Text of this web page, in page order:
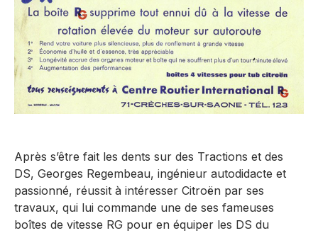
Après s’être fait les dents sur des Tractions et des
DS, Georges Regembeau, ingénieur autodidacte et
passionné, réussit à intéresser Citroën par ses
travaux, qui lui commande une de ses fameuses
boîtes de vitesse RG pour en équiper les DS du